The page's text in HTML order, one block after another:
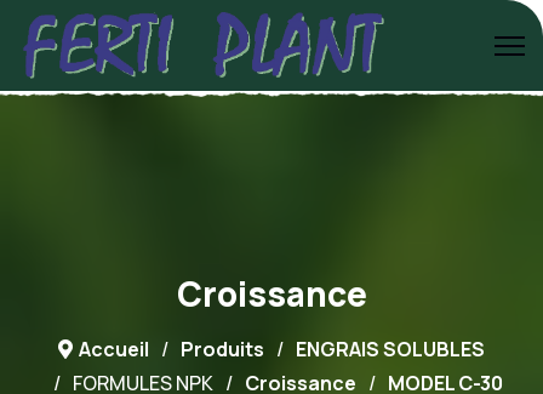
Croissance
Accueil Produits
ENGRAIS SOLUBLES
FORMULES NPK
Croissance
MODEL C-30